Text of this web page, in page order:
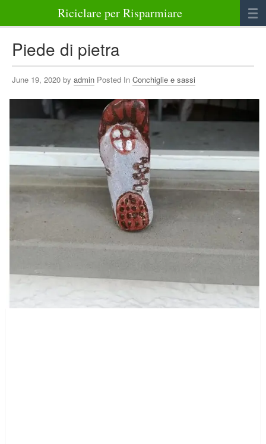
Riciclare per Risparmiare
Bellezza Benessere e Salute
Abbigliamento e Accessori
Piede di pietra
June 19, 2020 by admin Posted In Conchiglie e sassi